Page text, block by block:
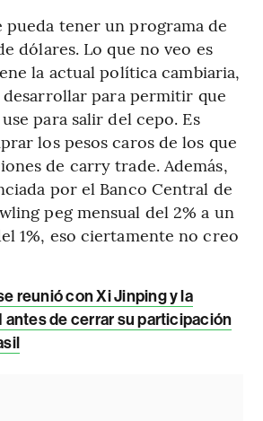
pueda tener un programa de
dólares. Lo que no veo es
la actual política cambiaria,
desarrollar para permitir que
para salir del cepo. Es
los pesos caros de los que
de carry trade. Además,
por el Banco Central de
peg mensual del 2% a un
1%, eso ciertamente no creo
reunió con Xi Jinping y la
antes de cerrar su participación